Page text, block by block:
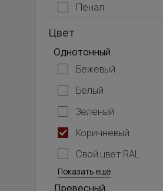
Пенал
Цвет
Однотонный
Бежевый
Белый
Зеленый
Коричневый
Свой цвет RAL
Серебристый
Серый
Темно-серый
Хаки
Черный
Показать ещё
Древесный